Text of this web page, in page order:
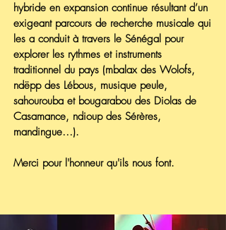
hybride en expansion continue résultant d’un
exigeant parcours de recherche musicale qui
les a conduit à travers le Sénégal pour
explorer les rythmes et instruments
traditionnel du pays (mbalax des Wolofs,
ndëpp des Lébous, musique peule,
sahourouba et bougarabou des Diolas de
Casamance, ndioup des Sérères,
mandingue…).
Merci pour l'honneur qu'ils nous font.